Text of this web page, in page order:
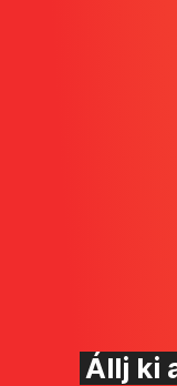
Állj ki